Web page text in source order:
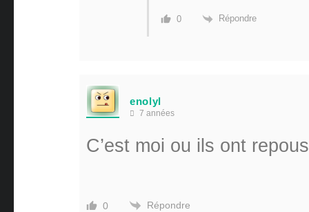
0 Répondre
enolyl
7 années
C’est moi ou ils ont
0 Répondre